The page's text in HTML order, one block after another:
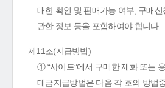
대한 확인 및 판매가능 여부, 구매
관한 정보 등을 포함하여야 합니다.
제11조(지급방법)
① “사이트”에서 구매한 재화 또는
대금지급방법은 다음 각 호의 방법